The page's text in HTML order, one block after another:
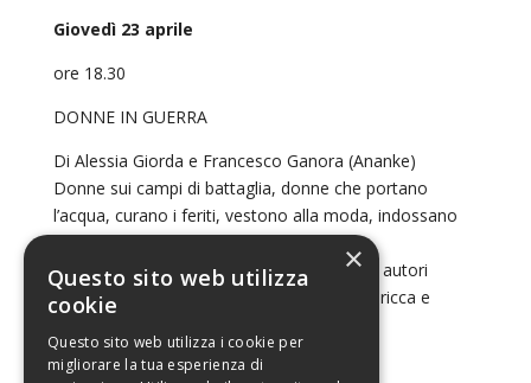
Giovedì 23 aprile
ore 18.30
DONNE IN GUERRA
Di Alessia Giorda e Francesco Ganora (Ananke)
Donne sui campi di battaglia, donne che portano
l’acqua, curano i feriti, vestono alla moda, indossano
una divisa, mogli, concubine, prostitute.
Una storia appassionante raccontata dagli autori
attraverso i quadri, con la loro iconografia ricca e
×
Questo sito web utilizza
cookie
Questo sito web utilizza i cookie per
migliorare la tua esperienza di